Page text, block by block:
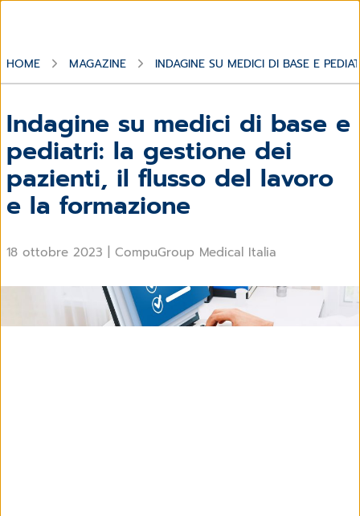
HOME MAGAZINE INDAGINE SU MEDICI DI BASE E
Indagine su medici di base e
pediatri: la gestione dei
pazienti, il flusso del lavoro
e la formazione
18 ottobre 2023 CompuGroup Medical Italia
Indagine su come i medici di base e i pediatri
percepiscono il carico del lavoro e la gestione dei pazienti